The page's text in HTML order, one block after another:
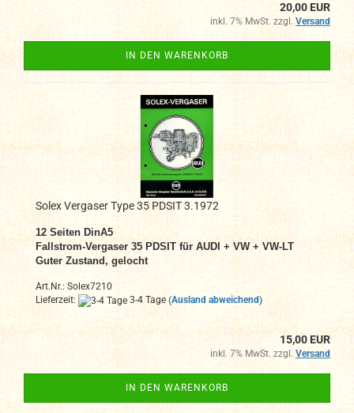
20,00 EUR
inkl. 7% MwSt. zzgl. Versand
IN DEN WARENKORB
Solex Vergaser Type 35 PDSIT 3.1972
12 Seiten DinA5
Fallstrom-Vergaser 35 PDSIT für AUDI + VW + VW-LT
Guter Zustand, gelocht
Art.Nr.: Solex7210
Lieferzeit:
3-4 Tage (Ausland abweichend)
15,00 EUR
inkl. 7% MwSt. zzgl. Versand
IN DEN WARENKORB